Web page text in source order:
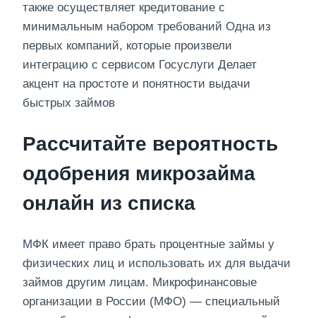
также осуществляет кредитование с
минимальным набором требований Одна из
первых компаний, которые произвели
интеграцию с сервисом Госуслуги Делает
акцент на простоте и понятности выдачи
быстрых займов
Рассчитайте вероятность
одобрения микрозайма
онлайн из списка
МФК имеет право брать процентные займы у
физических лиц и использовать их для выдачи
займов другим лицам. Микрофинансовые
организации в России (МФО) — специальный